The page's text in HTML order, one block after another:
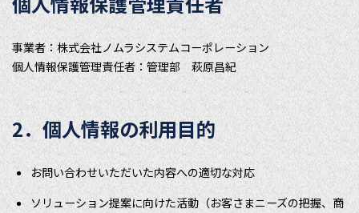
事業者：株式会社ノムラシステムコーポレーション
個人情報保護管理責任者：管理部 萩原昌紀
2．個人情報の利用目的
お問い合わせいただいた内容への適切な対応
ソリューション提案に向けた活動（お客さまニーズの把握、商